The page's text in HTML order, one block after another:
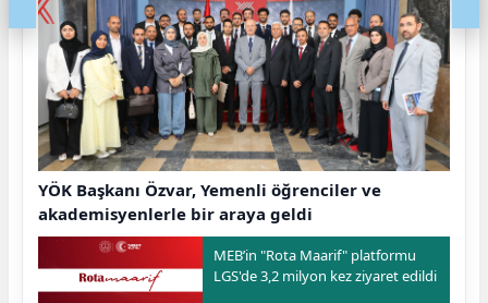
YÖK Başkanı Özvar, Yemenli öğrenciler ve
akademisyenlerle bir araya geldi
MEB’in "Rota Maarif" platformu
LGS'de 3,2 milyon kez ziyaret edildi